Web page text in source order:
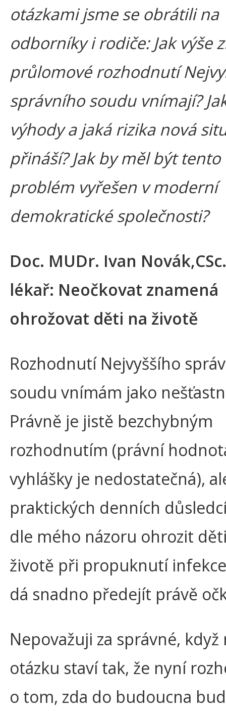
otázkami jsme se obrátili na
odborníky i rodiče: Jak výše
průlomové rozhodnutí
správního soudu vnímají?
výhody a jaká rizika nová
přináší? Jak by měl být
problém vyřešen v moderní
demokratické společnosti?
Doc. MUDr. Ivan
lékař: Neočkovat znamená
ohrožovat děti na životě
Rozhodnutí Nejvyššího
soudu vnímám jako
Právně je jistě bezchybným
rozhodnutím (právní
vyhlášky je nedostatečná),
praktických denních
dle mého názoru ohrozit
životě při propuknutí
dá snadno předejít právě
Nepovažuji za správné, když
otázku staví tak, že nyní
o tom, zda do budoucna